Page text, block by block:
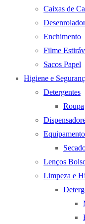
Caixas de
Enchimento
Filme
Sacos Papel
Higiene e
Detergentes
Roupa
Lenços
Limpeza e